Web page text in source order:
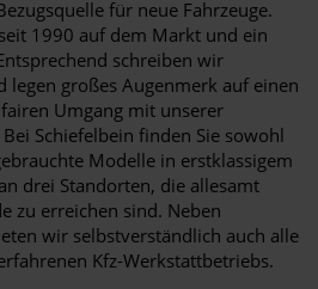
für neue Fahrzeuge.
1990 auf dem Markt und ein
schreiben wir
großes Augenmerk auf einen
Umgang mit unserer
Schiefelbein finden Sie sowohl
Modelle in erstklassigem
drei Standorten, die allesamt
zu erreichen sind. Neben
wir selbstverständlich auch alle
Kfz-Werkstattbetriebs.